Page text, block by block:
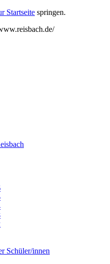
Startseite springen.
Schüler/innen